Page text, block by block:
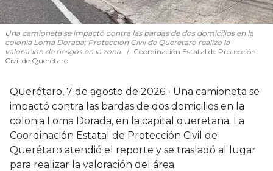
Una camioneta se impactó contra las bardas de dos domicilios en la
colonia Loma Dorada; Protección Civil de Querétaro realizó la
valoración de riesgos en la zona.
Coordinación Estatal de Protección
Civil de Querétaro
Querétaro, 7 de agosto de 2026.- Una camioneta se
impactó contra las bardas de dos domicilios en la
colonia Loma Dorada, en la capital queretana. La
Coordinación Estatal de Protección Civil de
Querétaro atendió el reporte y se trasladó al lugar
para realizar la valoración del área.